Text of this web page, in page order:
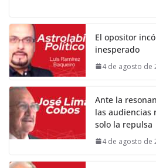
El opositor
inesperado
4 de agosto de
Ante la
las audiencias
solo la repulsa
4 de agosto de